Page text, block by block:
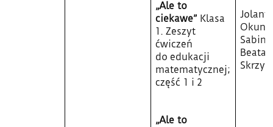
„Ale to
ciekawe” Klasa
1. Zeszyt
ćwiczeń
do edukacji
matematycznej;
część 1 i 2
„Ale to
Jolanta
Beata